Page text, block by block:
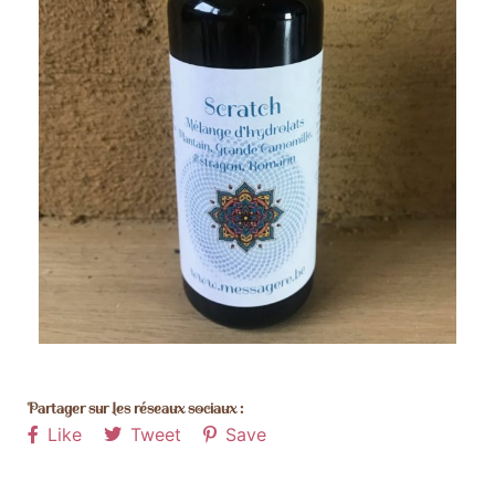
Partager sur les réseaux sociaux :
Like Tweet Save